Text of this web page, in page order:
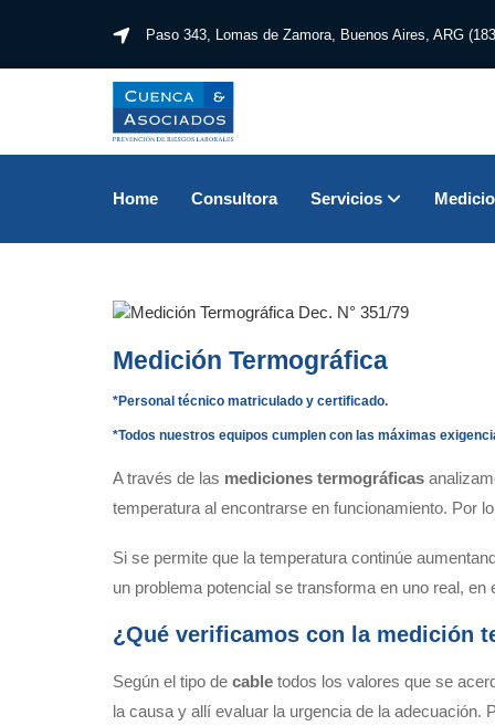
Paso 343, Lomas de Zamora, Buenos Aires, ARG
Home Consultora Servicios
Medición Termográfica
*Personal técnico matriculado y certificado.
*Todos nuestros equipos cumplen con las máximas
A través de las mediciones termográficas
temperatura al encontrarse en funcionamiento. Por
Si se permite que la temperatura continúe
un problema potencial se transforma en uno real, en
¿Qué verificamos con la medición
Según el tipo de cable todos los valores que se
la causa y allí evaluar la urgencia de la